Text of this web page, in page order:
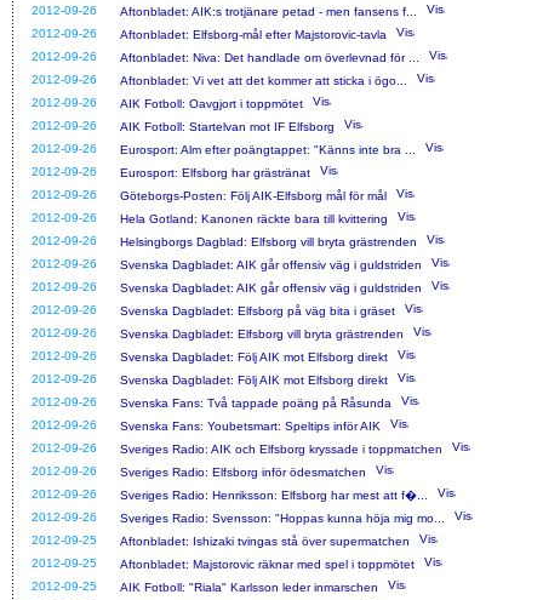
2012-09-26
Aftonbladet: AIK:s trotjänare petad - men fansens f...
2012-09-26
Aftonbladet: Elfsborg-mål efter Majstorovic-tavla
2012-09-26
Aftonbladet: Niva: Det handlade om överlevnad för ...
2012-09-26
Aftonbladet: Vi vet att det kommer att sticka i ögo...
2012-09-26
AIK Fotboll: Oavgjort i toppmötet
2012-09-26
AIK Fotboll: Startelvan mot IF Elfsborg
2012-09-26
Eurosport: Alm efter poängtappet: "Känns inte bra ...
2012-09-26
Eurosport: Elfsborg har grästränat
2012-09-26
Göteborgs-Posten: Följ AIK-Elfsborg mål för mål
2012-09-26
Hela Gotland: Kanonen räckte bara till kvittering
2012-09-26
Helsingborgs Dagblad: Elfsborg vill bryta grästrenden
2012-09-26
Svenska Dagbladet: AIK går offensiv väg i guldstriden
2012-09-26
Svenska Dagbladet: AIK går offensiv väg i guldstriden
2012-09-26
Svenska Dagbladet: Elfsborg på väg bita i gräset
2012-09-26
Svenska Dagbladet: Elfsborg vill bryta grästrenden
2012-09-26
Svenska Dagbladet: Följ AIK mot Elfsborg direkt
2012-09-26
Svenska Dagbladet: Följ AIK mot Elfsborg direkt
2012-09-26
Svenska Fans: Två tappade poäng på Råsunda
2012-09-26
Svenska Fans: Youbetsmart: Speltips inför AIK
2012-09-26
Sveriges Radio: AIK och Elfsborg kryssade i toppmatchen
2012-09-26
Sveriges Radio: Elfsborg inför ödesmatchen
2012-09-26
Sveriges Radio: Henriksson: Elfsborg har mest att f�...
2012-09-26
Sveriges Radio: Svensson: "Hoppas kunna höja mig mo...
2012-09-25
Aftonbladet: Ishizaki tvingas stå över supermatchen
2012-09-25
Aftonbladet: Majstorovic räknar med spel i toppmötet
2012-09-25
AIK Fotboll: "Riala" Karlsson leder inmarschen